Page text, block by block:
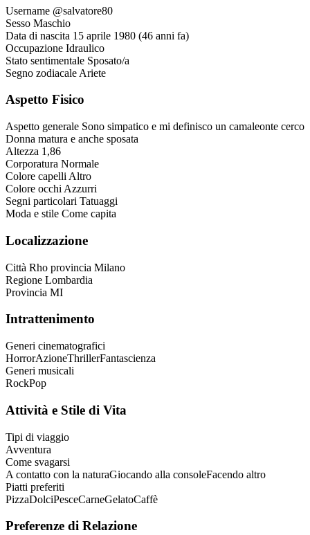
Username @salvatore80
Sesso Maschio
Data di nascita 15 aprile 1980 (46 anni fa)
Occupazione Idraulico
Stato sentimentale Sposato/a
Segno zodiacale Ariete
Aspetto Fisico
Aspetto generale Sono simpatico e mi definisco un camaleonte cerco
Donna matura e anche sposata
Altezza 1,86
Corporatura Normale
Colore capelli Altro
Colore occhi Azzurri
Segni particolari Tatuaggi
Moda e stile Come capita
Localizzazione
Città Rho provincia Milano
Regione Lombardia
Provincia MI
Intrattenimento
Generi cinematografici
HorrorAzioneThrillerFantascienza
Generi musicali
RockPop
Attività e Stile di Vita
Tipi di viaggio
Avventura
Come svagarsi
A contatto con la naturaGiocando alla consoleFacendo altro
Piatti preferiti
PizzaDolciPesceCarneGelatoCaffè
Preferenze di Relazione